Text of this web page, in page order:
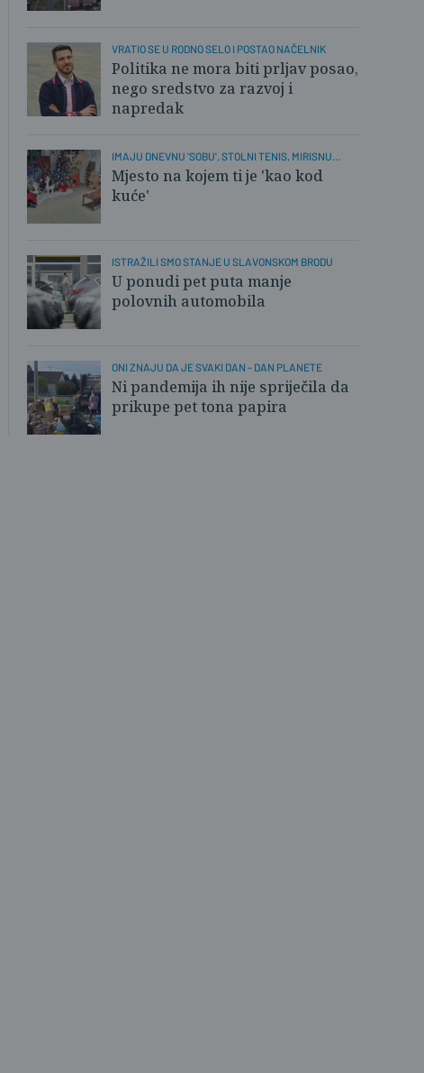
VRATIO SE U RODNO SELO I POSTAO NAČELNIK
Politika ne mora biti prljav posao,
nego sredstvo za razvoj i
napredak
IMAJU DNEVNU 'SOBU', STOLNI TENIS, MIRISNU
KUHINJU
Mjesto na kojem ti je 'kao kod
kuće'
ISTRAŽILI SMO STANJE U SLAVONSKOM BRODU
U ponudi pet puta manje
polovnih automobila
ONI ZNAJU DA JE SVAKI DAN - DAN PLANETE
Ni pandemija ih nije spriječila da
prikupe pet tona papira